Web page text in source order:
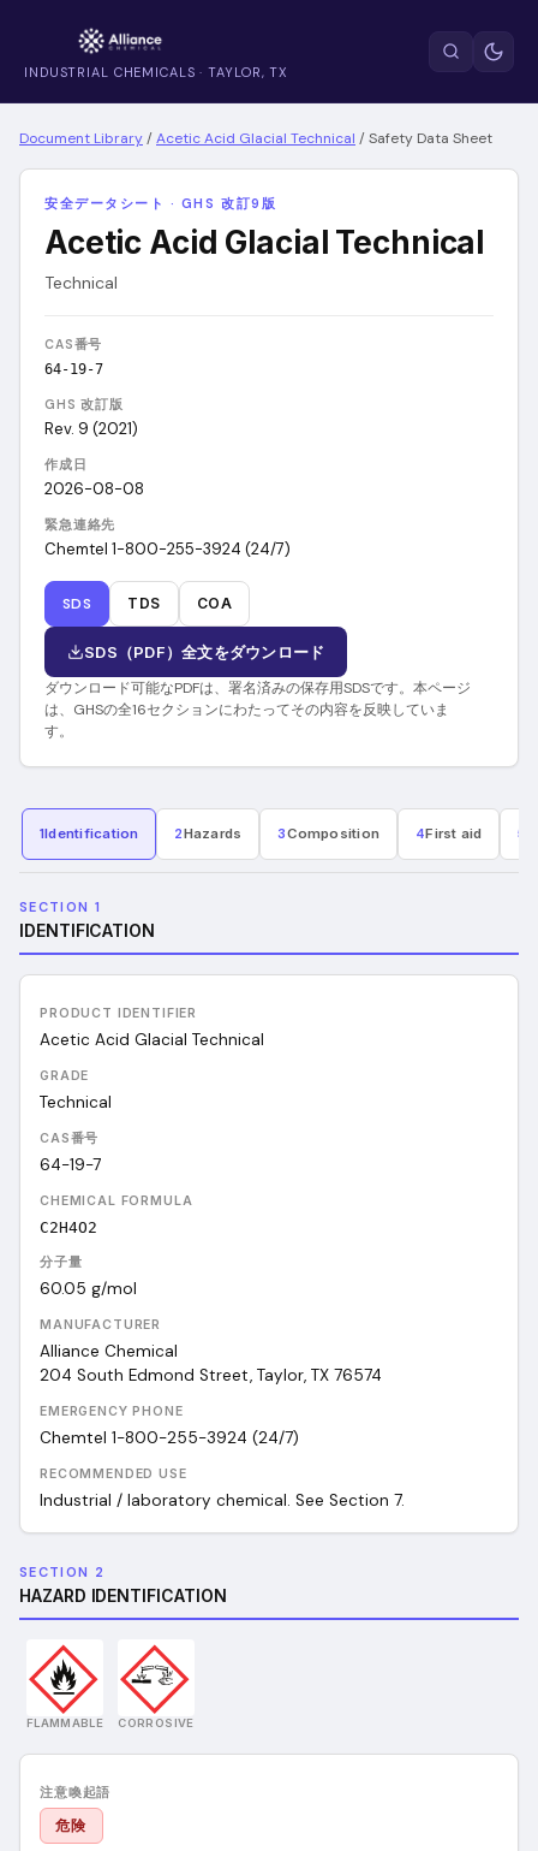
INDUSTRIAL CHEMICALS · TAYLOR, TX
Document Library/Acetic Acid Glacial Technical /Safety Data Sheet
安全データシート · GHS 改訂9版
Acetic Acid Glacial Technical
Technical
CAS番号
64-19-7
GHS 改訂版
Rev. 9 (2021)
作成日
2026-08-08
緊急連絡先
Chemtel 1-800-255-3924 (24/7)
SDS TDS COA
SDS（PDF）全文をダウンロード
ダウンロード可能なPDFは、署名済みの保存用SDSです。本ページ
は、GHSの全16セクションにわたってその内容を反映していま
す。
1Identification 2Hazards 3Composition 4First aid 5
SECTION 1
IDENTIFICATION
PRODUCT IDENTIFIER
Acetic Acid Glacial Technical
GRADE
Technical
CAS番号
64-19-7
CHEMICAL FORMULA
C2H4O2
分子量
60.05 g/mol
MANUFACTURER
Alliance Chemical
204 South Edmond Street, Taylor, TX 76574
EMERGENCY PHONE
Chemtel 1-800-255-3924 (24/7)
RECOMMENDED USE
Industrial / laboratory chemical. See Section 7.
SECTION 2
HAZARD IDENTIFICATION
FLAMMABLE CORROSIVE
注意喚起語
危険